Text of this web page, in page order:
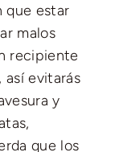
que estar
malos
recipiente
evitarás
y
que los